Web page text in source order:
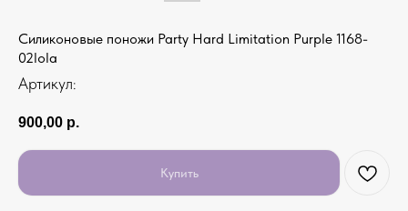
Силиконовые поножи Party Hard Limitation Purple 1168-
02lola
Артикул:
900,00 р.
Купить